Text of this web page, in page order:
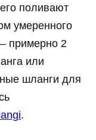
поливают
умеренного
примерно 2
или
шланги для
.